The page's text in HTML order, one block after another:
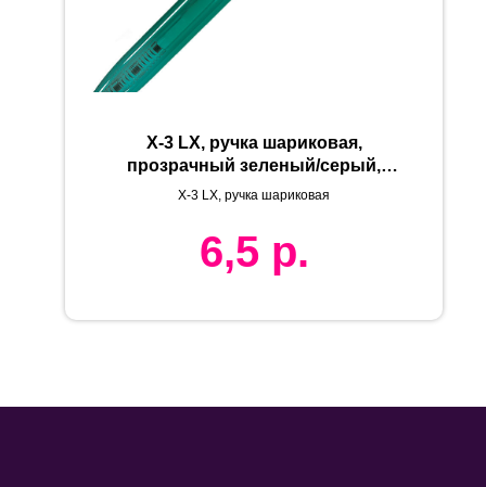
X-3 LX, ручка шариковая,
прозрачный зеленый/серый,
пластик
X-3 LX, ручка шариковая
6,5 р.